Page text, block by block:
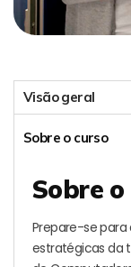
Visão geral
Sobre o curso
Sobre o
Prepare-se
estratégicas da